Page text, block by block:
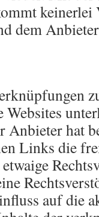
dem
Anbieter hat
Links die
auf die